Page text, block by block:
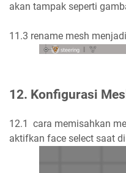
akan tampak seperti
11.3 rename mesh
12. Konfigurasi
12.1 cara memisahkan
aktifkan face select saat